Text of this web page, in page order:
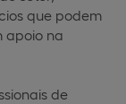
que podem
apoio na
de